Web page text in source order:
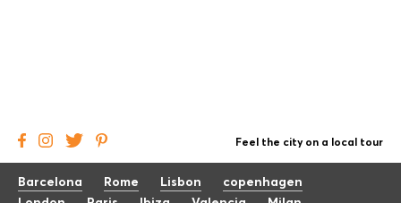
Feel the city on a local tour
Barcelona Rome Lisbon
copenhagen